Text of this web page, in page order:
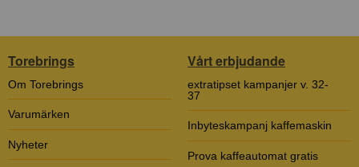
Torebrings
Om Torebrings
Varumärken
Nyheter
Vårt erbjudande
extratipset kampanjer v. 32-
37
Inbyteskampanj kaffemaskin
Prova kaffeautomat gratis